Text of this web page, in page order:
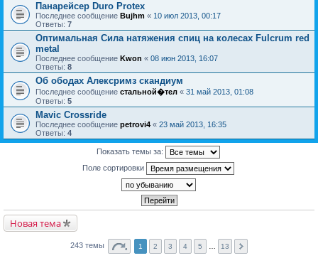
Панарейсер Duro Protex
Последнее сообщение Bujhm « 10 июл 2013, 00:17
Ответы: 7
Оптимальная Сила натяжения спиц на колесах Fulcrum red
metal
Последнее сообщение Kwon « 08 июн 2013, 16:07
Ответы: 8
Об ободах Алексримз скандиум
Последнее сообщение стальной�тел « 31 май 2013, 01:08
Ответы: 5
Mavic Crossride
Последнее сообщение petrovi4 « 23 май 2013, 16:35
Ответы: 4
Показать темы за:
Поле сортировки
Новая тема
243 темы 1 2 3 4 5 13